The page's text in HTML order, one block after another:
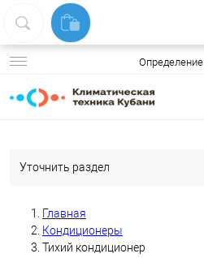
Определение
Уточнить раздел
Главная
Кондиционеры
Тихий кондиционер